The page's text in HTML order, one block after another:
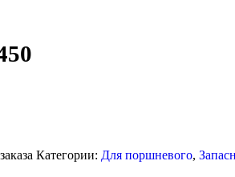
Категории: Для поршневого,